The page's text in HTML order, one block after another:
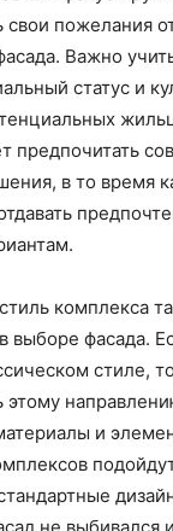
свои пожелания
Важно
статус и
предпочитать
в то время
комплекса
выборе фасада.
стиле,
этому
и